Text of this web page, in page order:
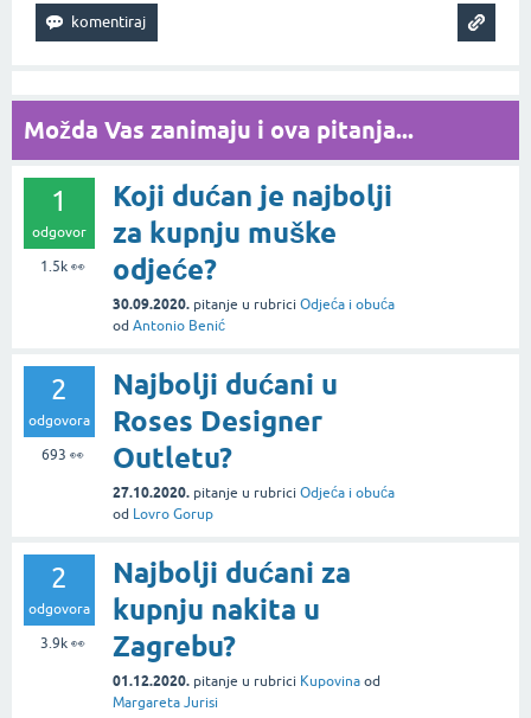
Možda Vas zanimaju i ova pitanja...
1
odgovor
1.5k👀
Koji dućan je najbolji
za kupnju muške
odjeće?
30.09.2020. pitanje u rubrici Odjeća i obuća
od Antonio Benić
2
odgovora
693 👀
Najbolji dućani u
Roses Designer
Outletu?
27.10.2020. pitanje u rubrici Odjeća i obuća
od Lovro Gorup
2
odgovora
3.9k👀
Najbolji dućani za
kupnju nakita u
Zagrebu?
01.12.2020. pitanje u rubrici Kupovina od
Margareta Jurisi